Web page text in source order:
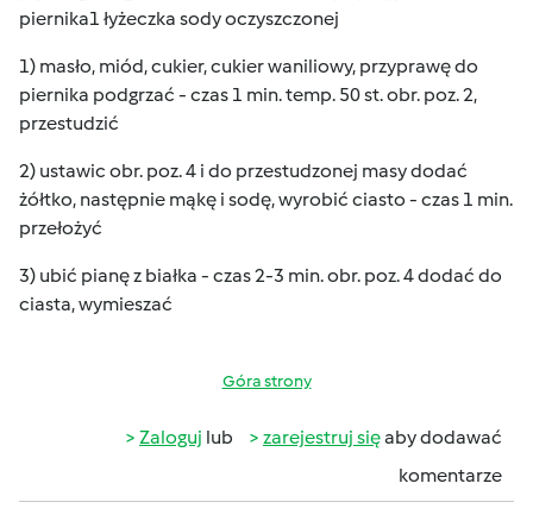
piernika1 łyżeczka sody oczyszczonej
1) masło, miód, cukier, cukier waniliowy, przyprawę do
piernika podgrzać - czas 1 min. temp. 50 st. obr. poz. 2,
przestudzić
2) ustawic obr. poz. 4 i do przestudzonej masy dodać
żółtko, następnie mąkę i sodę, wyrobić ciasto - czas 1 min.
przełożyć
3) ubić pianę z białka - czas 2-3 min. obr. poz. 4 dodać do
ciasta, wymieszać
Góra strony
Zaloguj lub zarejestruj sięaby dodawać
komentarze